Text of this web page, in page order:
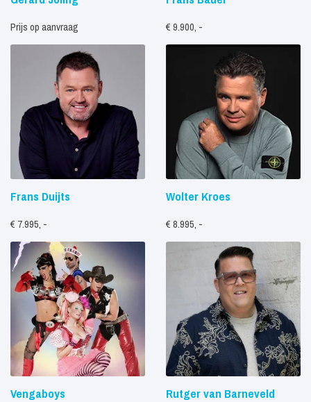
Prijs op aanvraag € 9.900, -
Frans Duijts
€ 7.995, -
Wolter Kroes
€ 8.995, -
Vengaboys Rutger van Barneveld